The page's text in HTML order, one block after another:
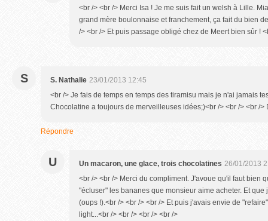
<br /> <br /> Merci Isa ! Je me suis fait un welsh à Lille.
grand mère boulonnaise et franchement, ça fait du bien
/> <br /> Et puis passage obligé chez de Meert bien sûr !
S S. Nathalie 23/01/2013 12:45
<br /> Je fais de temps en temps des tiramisu mais je n'ai jamais
Chocolatine a toujours de merveilleuses idées;)<br /> <br /> <br />
Répondre
U Un macaron, une glace, trois chocolatines 26/01/2013
<br /> <br /> Merci du compliment. J'avoue qu'il faut bien
"écluser" les bananes que monsieur aime acheter. Et
(oups !).<br /> <br /> <br /> Et puis j'avais envie de
light...<br /> <br /> <br /> <br />